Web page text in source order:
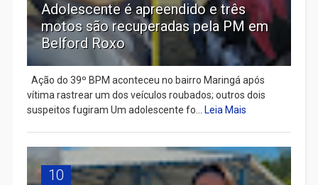
Adolescente é apreendido e três
motos são recuperadas pela PM em
Belford Roxo
Ação do 39º BPM aconteceu no bairro Maringá após
vítima rastrear um dos veículos roubados; outros dois
suspeitos fugiram Um adolescente fo...
Leia Mais
10